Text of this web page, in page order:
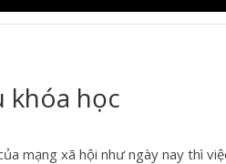
khóa học
mạng xã hội như ngày nay thì